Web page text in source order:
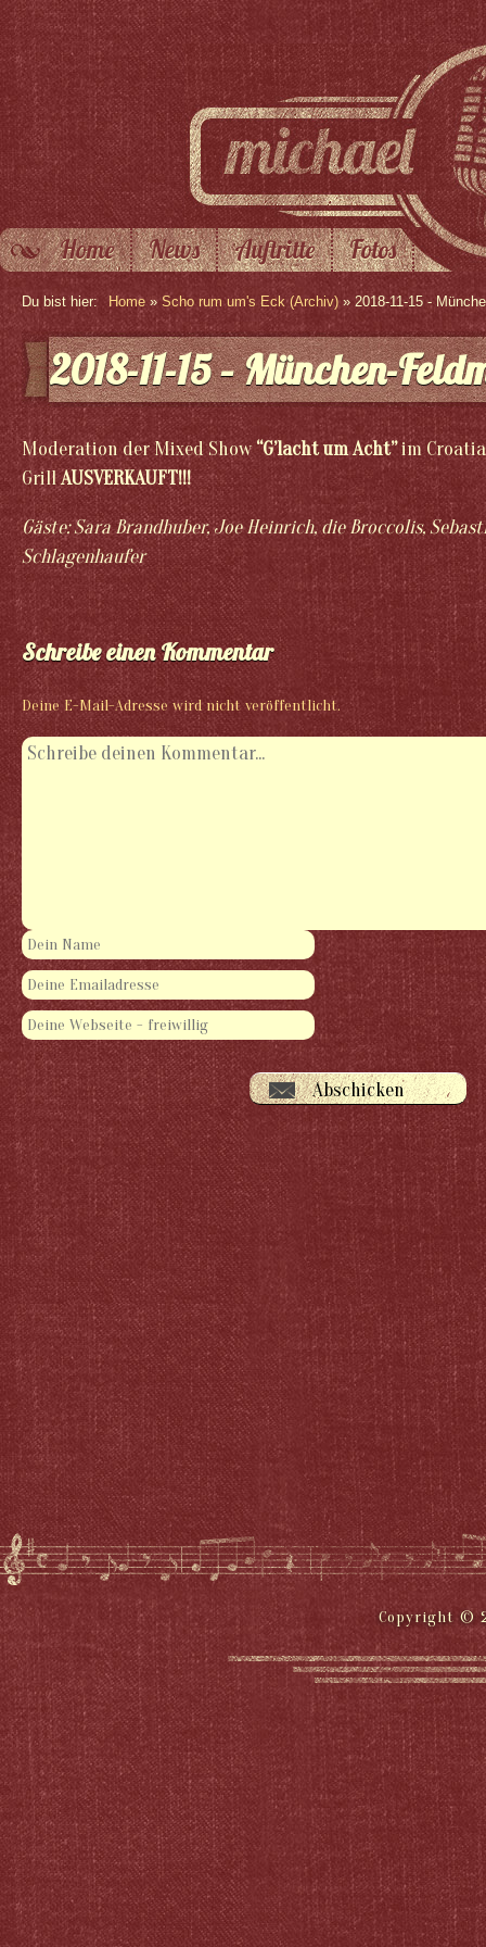
Home News Auftritte Fotos
Du bist hier: Home » Scho rum um's Eck (Archiv) » 2018-11-15 -
2018-11-15 – München-
Moderation der Mixed Show“G’lacht um Acht”im
GrillAUSVERKAUFT!!!
Gäste: Sara Brandhuber, Joe Heinrich, die Broccolis,
Schlagenhaufer
Schreibe einen Kommentar
Deine E-Mail-Adresse wird nicht veröffentlicht.
Copyright ©